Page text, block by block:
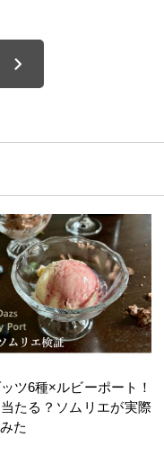
ツ6種×ルビーポート！
たる？ソムリエが実際
た